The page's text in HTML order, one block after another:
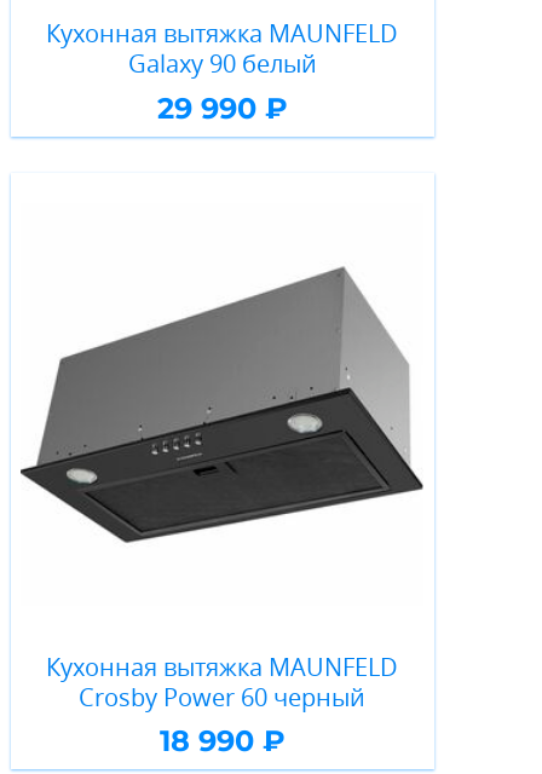
Кухонная вытяжка MAUNFELD
Galaxy 90 белый
29 990 ₽
Кухонная вытяжка MAUNFELD
Crosby Power 60 черный
18 990 ₽